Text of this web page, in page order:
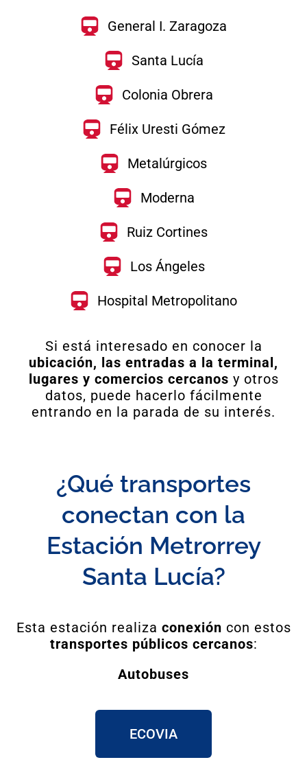
General I. Zaragoza
Santa Lucía
Colonia Obrera
Félix Uresti Gómez
Metalúrgicos
Moderna
Ruiz Cortines
Los Ángeles
Hospital Metropolitano
Si está interesado en conocer la
ubicación, las entradas a la terminal,
lugares y comercios cercanos y otros
datos, puede hacerlo fácilmente
entrando en la parada de su interés.
¿Qué transportes
conectan con la
Estación Metrorrey
Santa Lucía?
Esta estación realiza conexión con estos
transportes públicos cercanos:
Autobuses
ECOVIA